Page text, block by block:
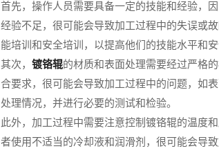
首先，操作人员需要具备一定的技能和经验，
经验不足，很可能会导致加工过程中的失误或
能培训和安全培训，以提高他们的技能水平和安
其次， 镀铬辊的材质和表面处理需要经过严格
合要求，很可能会导致加工过程中的问题，如
处理情况，并进行必要的测试和检验。
此外，加工过程中需要注意控制镀铬辊的温度
者使用不适当的冷却液和润滑剂，很可能会导